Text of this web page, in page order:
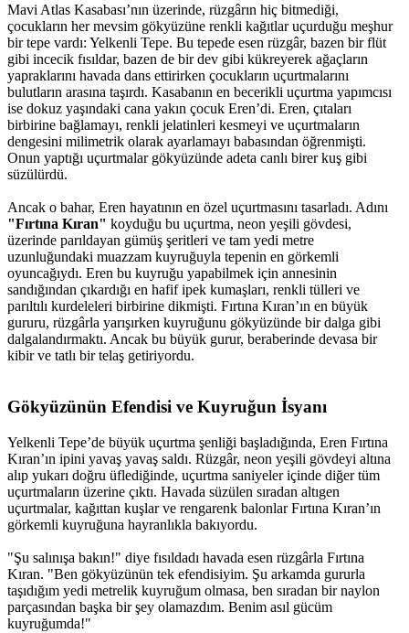
Mavi Atlas Kasabası’nın üzerinde, rüzgârın hiç bitmediği,
çocukların her mevsim gökyüzüne renkli kağıtlar uçurduğu meşhur
bir tepe vardı: Yelkenli Tepe. Bu tepede esen rüzgâr, bazen bir flüt
gibi incecik fısıldar, bazen de bir dev gibi kükreyerek ağaçların
yapraklarını havada dans ettirirken çocukların uçurtmalarını
bulutların arasına taşırdı. Kasabanın en becerikli uçurtma yapımcısı
ise dokuz yaşındaki cana yakın çocuk Eren’di. Eren, çıtaları
birbirine bağlamayı, renkli jelatinleri kesmeyi ve uçurtmaların
dengesini milimetrik olarak ayarlamayı babasından öğrenmişti.
Onun yaptığı uçurtmalar gökyüzünde adeta canlı birer kuş gibi
süzülürdü.
Ancak o bahar, Eren hayatının en özel uçurtmasını tasarladı. Adını
"Fırtına Kıran" koyduğu bu uçurtma, neon yeşili gövdesi,
üzerinde parıldayan gümüş şeritleri ve tam yedi metre
uzunluğundaki muazzam kuyruğuyla tepenin en görkemli
oyuncağıydı. Eren bu kuyruğu yapabilmek için annesinin
sandığından çıkardığı en hafif ipek kumaşları, renkli tülleri ve
parıltılı kurdeleleri birbirine dikmişti. Fırtına Kıran’ın en büyük
gururu, rüzgârla yarışırken kuyruğunu gökyüzünde bir dalga gibi
dalgalandırmaktı. Ancak bu büyük gurur, beraberinde devasa bir
kibir ve tatlı bir telaş getiriyordu.
Gökyüzünün Efendisi ve Kuyruğun İsyanı​
Yelkenli Tepe’de büyük uçurtma şenliği başladığında, Eren Fırtına
Kıran’ın ipini yavaş yavaş saldı. Rüzgâr, neon yeşili gövdeyi altına
alıp yukarı doğru üflediğinde, uçurtma saniyeler içinde diğer tüm
uçurtmaların üzerine çıktı. Havada süzülen sıradan altıgen
uçurtmalar, kağıttan kuşlar ve rengarenk balonlar Fırtına Kıran’ın
görkemli kuyruğuna hayranlıkla bakıyordu.
"Şu salınışa bakın!" diye fısıldadı havada esen rüzgârla Fırtına
Kıran. "Ben gökyüzünün tek efendisiyim. Şu arkamda gururla
taşıdığım yedi metrelik kuyruğum olmasa, ben sıradan bir naylon
parçasından başka bir şey olamazdım. Benim asıl gücüm
kuyruğumda!"